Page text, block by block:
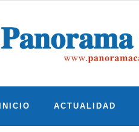
INICIO ACTUALIDAD